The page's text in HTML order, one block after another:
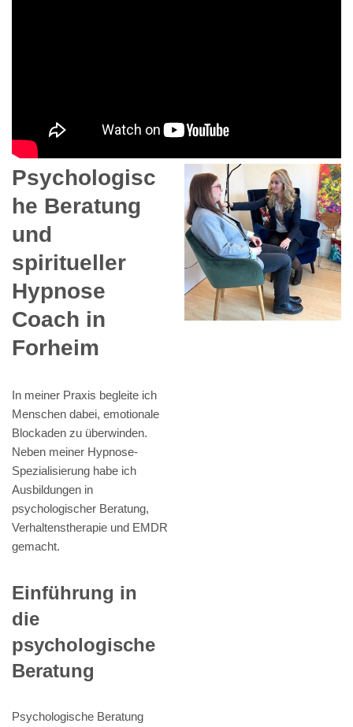
Psychologisc
he Beratung
und
spiritueller
Hypnose
Coach in
Forheim
In meiner Praxis begleite ich
Menschen dabei, emotionale
Blockaden zu überwinden.
Neben meiner Hypnose-
Spezialisierung habe ich
Ausbildungen in
psychologischer Beratung,
Verhaltenstherapie und EMDR
gemacht.
Einführung in
die
psychologische
Beratung
Psychologische Beratung